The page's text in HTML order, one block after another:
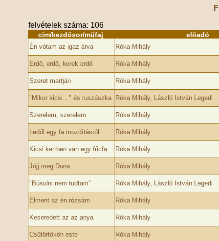
felvételek száma: 106
cím/kezdősor/műfaj előadó
Én vótam az igaz árva Róka Mihály
Erdő, erdő, kerek erdő Róka Mihály
Szeret martján Róka Mihály
"Mikor kicsi…" és ruszászka Róka Mihály, László István Legedi
Szerelem, szerelem Róka Mihály
Ledől egy fa mozdítástól Róka Mihály
Kicsi kertben van egy fűcfa Róka Mihály
Jöjj meg Duna Róka Mihály
"Búsulni nem tudtam" Róka Mihály, László István Legedi
Elment az én rózsám Róka Mihály
Keseredett az az anya Róka Mihály
Csütörtökön este
Róka Mihály